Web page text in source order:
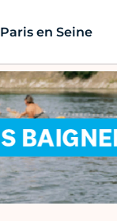
Paris en Seine